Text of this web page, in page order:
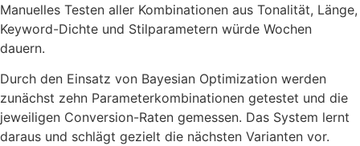
Manuelles Testen aller Kombinationen aus Tonalität, Länge,
Keyword-Dichte und Stilparametern würde Wochen
dauern.
Durch den Einsatz von Bayesian Optimization werden
zunächst zehn Parameterkombinationen getestet und die
jeweiligen Conversion-Raten gemessen. Das System lernt
daraus und schlägt gezielt die nächsten Varianten vor.